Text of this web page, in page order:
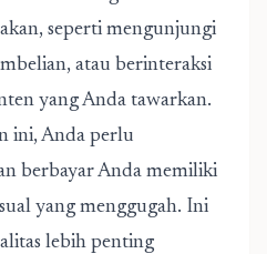
seperti mengunjungi
atau berinteraksi
yang Anda tawarkan.
ini, Anda perlu
berbayar Anda memiliki
yang menggugah. Ini
lebih penting